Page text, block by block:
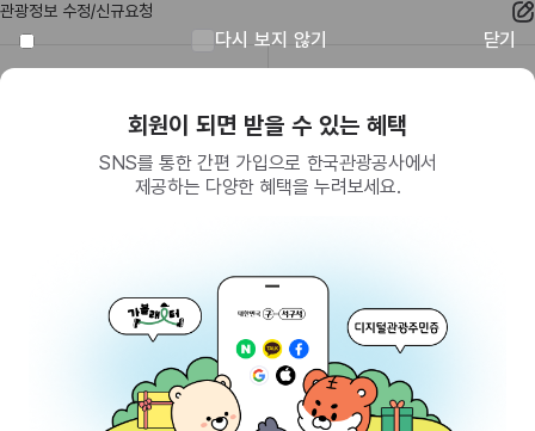
다시 보지 않기 닫기
회원이 되면 받을 수 있는 혜택
SNS를 통한 간편 가입으로 한국관광공사에서
제공하는 다양한 혜택을 누려보세요.
관광정보 수정/신규요청
관광정보
202-81-50707
통신판매업신고
제2009-서울중구-1234호